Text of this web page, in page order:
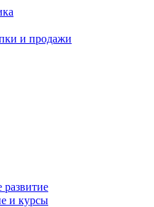
и продажи
и курсы